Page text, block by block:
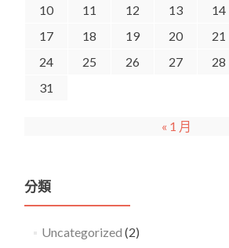
10
11 12 13 14
17
18 19 20 21
24
25 26 27 28
31
« 1 月
分類
Uncategorized (2)